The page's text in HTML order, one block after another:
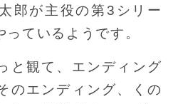
郎が主役の第3シリー
ているようです。
と観て、エンディング
のエンディング、くの